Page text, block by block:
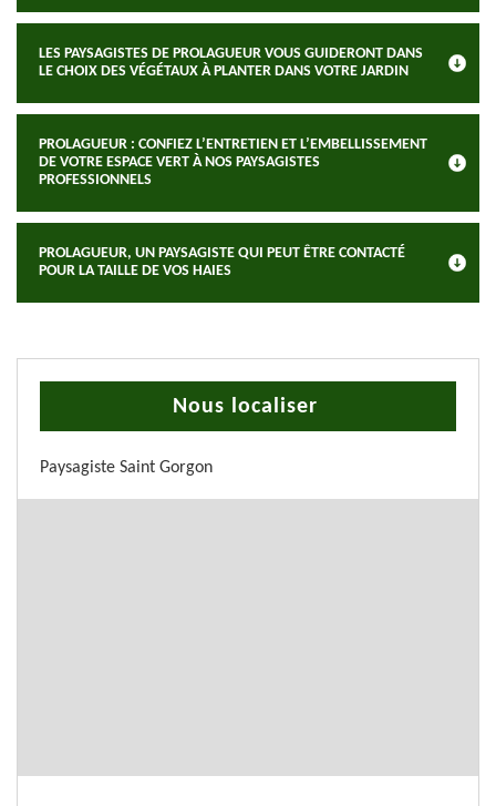
LES PAYSAGISTES DE PROLAGUEUR VOUS GUIDERONT DANS
LE CHOIX DES VÉGÉTAUX À PLANTER DANS VOTRE JARDIN
PROLAGUEUR : CONFIEZ L’ENTRETIEN ET L’EMBELLISSEMENT
DE VOTRE ESPACE VERT À NOS PAYSAGISTES
PROFESSIONNELS
PROLAGUEUR, UN PAYSAGISTE QUI PEUT ÊTRE CONTACTÉ
POUR LA TAILLE DE VOS HAIES
Nous localiser
Paysagiste Saint Gorgon